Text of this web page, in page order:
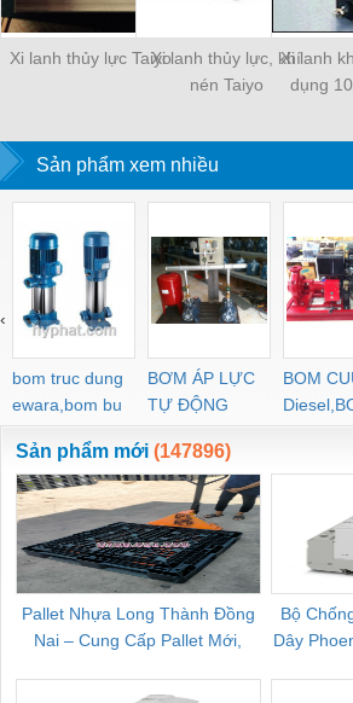
Xi lanh thủy lực TaiyoXi lanh thủy lực, khí
nén Taiyo
Xi lanh
dụng
Sản phẩm xem nhiều
bom truc dung
ewara,bom bu
ewara
BƠM ÁP LỰC
TỰ ĐỘNG
BOM
CHUA
‹
Sản phẩm mới (147896)
Pallet Nhựa Long Thành Đồng
Nai – Cung Cấp Pallet Mới,
Bộ
Dây